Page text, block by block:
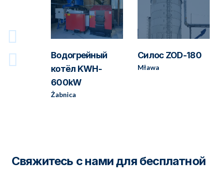
136
Водогрейный
котёл KWH-
600kW
Żabnica
Силос ZOD-180
Mława
Свяжитесь с нами для бесплатной